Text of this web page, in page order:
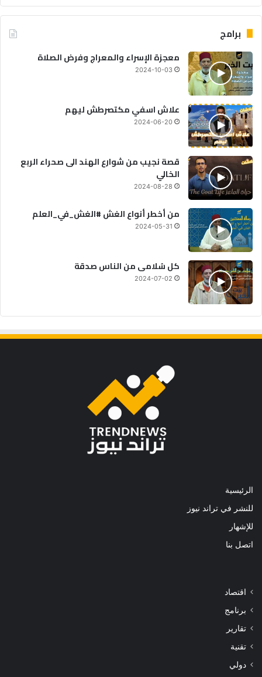
برامج
معجزة الإسراء والمعراج وفرض الصلاة
2024-10-03
علاش اسفي مكتصرطش ليهم
2024-06-20
قصة نجيب من شوارع الهند الى صحراء الربع
الخالي
2024-08-28
من أخطر أنواع الغش #الغش_في_العلم
2024-05-31
كل سُلامى من الناس صدقة
2024-07-02
الرئيسية
للنشر في تراند نيوز
للإشهار
اتصل بنا
اقتصاد
برنامج
تقارير
تقنية
دولي